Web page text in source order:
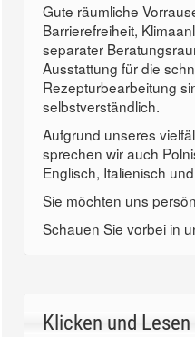
Gute räumliche
Barrierefreiheit,
separater
Ausstattung für die
Rezepturbearbeitung
selbstverständlich.
Aufgrund unseres
sprechen wir auch
Englisch, Italienisch
Sie möchten uns
Schauen Sie vorbei in
Klicken und Lesen